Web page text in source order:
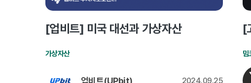
[업비트] 미국 대선과 가상자산
가상자산
업비트(UPbit) 2024.09.25
밈